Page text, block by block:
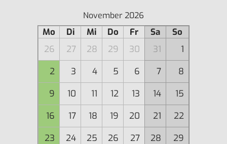
November 2026
Mo Di Mi Do Fr Sa
So
26
27 28 29 30 31
1
2
3 4 5 6 7
8
9
10 11 12 13 14
15
16
17 18 19 20 21
22
23
24 25 26 27 28 29